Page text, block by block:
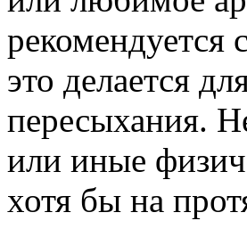
это делается
пересыхания.
или иные
хотя бы на